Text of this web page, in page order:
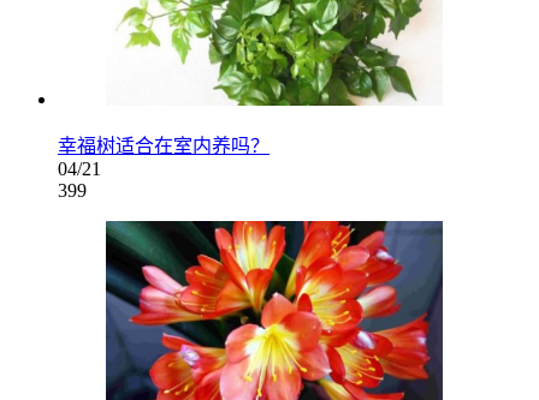
幸福树适合在室内养吗？
04/21
399